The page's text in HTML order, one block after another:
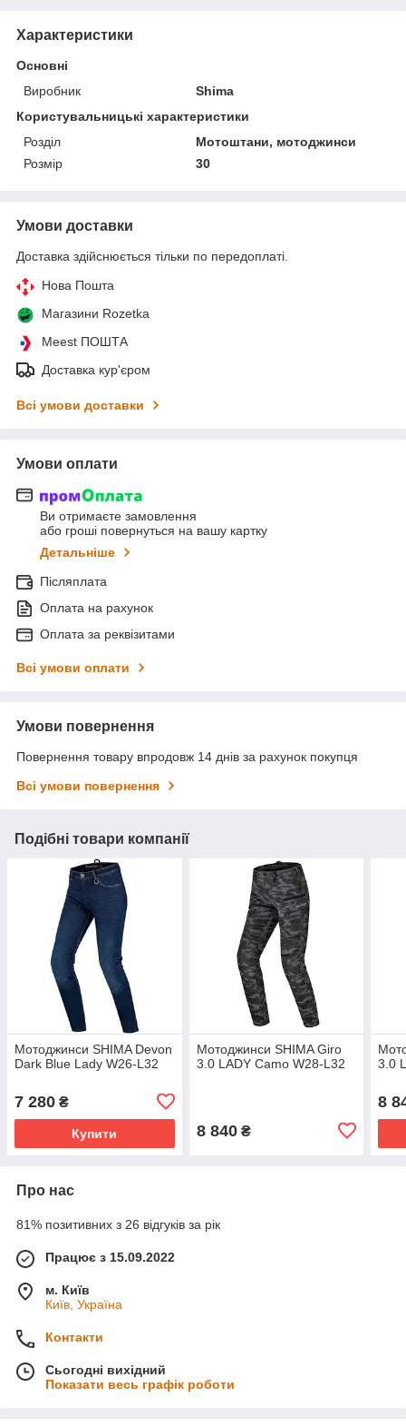
Характеристики
Основні
Виробник
Shima
Користувальницькі характеристики
Розділ
Мотоштани, мотоджинси
Розмір
30
Умови доставки
Доставка здійснюється тільки по передоплаті.
Нова Пошта
Магазини Rozetka
Meest ПОШТА
Доставка кур'єром
Всі умови доставки
Умови оплати
Ви отримаєте замовлення
або гроші повернуться на вашу картку
Детальніше
Післяплата
Оплата на рахунок
Оплата за реквізитами
Всі умови оплати
Умови повернення
Повернення товару впродовж 14 днів за рахунок покупця
Всі умови повернення
Подібні товари компанії
Мотоджинси SHIMA Devon
Dark Blue Lady W26-L32
7 280 ₴
Купити
Мотоджинси SHIMA Giro
3.0 LADY Camo W28-L32
8 840₴
3.0
8
Про нас
81% позитивних з 26 відгуків за рік
Працює з 15.09.2022
м. Київ
Київ, Україна
Контакти
Сьогодні вихідний
Показати весь графік роботи